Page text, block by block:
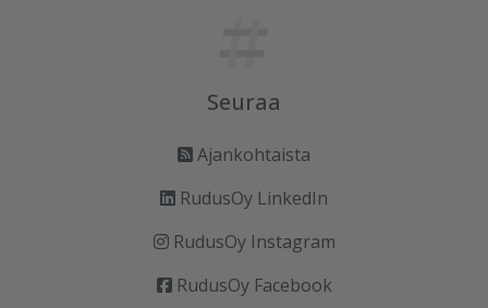
Seuraa
Ajankohtaista
RudusOy LinkedIn
RudusOy Instagram
RudusOy Facebook